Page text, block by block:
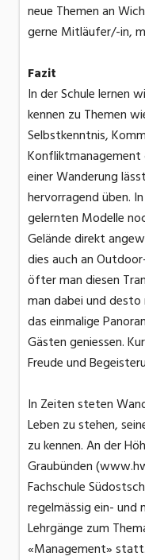
neue Themen an
gerne Mitläufer/-in,
Fazit
In der Schule lernen
kennen zu Themen
Selbstkenntnis,
einer Wanderung
hervorragend üben.
gelernten Modelle
Gelände direkt
dies auch an
öfter man diesen
man dabei und
das einmalige
Gästen geniessen.
Freude und
In Zeiten steten
Leben zu stehen,
zu kennen. An der
Graubünden
Fachschule
regelmässig ein- und
Lehrgänge zum
«Management» statt.